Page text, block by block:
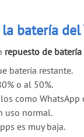
batería
repuesto de
batería restante.
o al 50%.
como WhatsApp
uso normal.
es muy baja.